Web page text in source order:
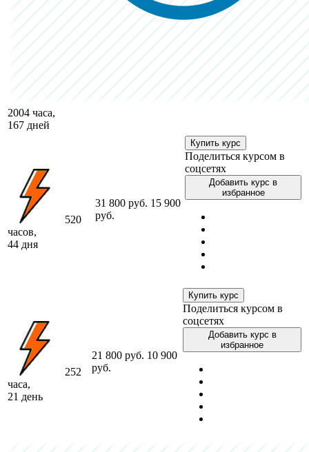
2004 часа,
167 дней
520
часов,
44 дня
31 800 руб. 15 900
руб.
Купить курс
Поделиться курсом в
соцсетях
Добавить курс в
избранное
252
часа,
21 день
21 800 руб. 10 900
руб.
Купить курс
Поделиться курсом в
соцсетях
Добавить курс в
избранное